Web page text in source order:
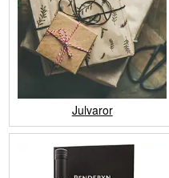
Julvaror